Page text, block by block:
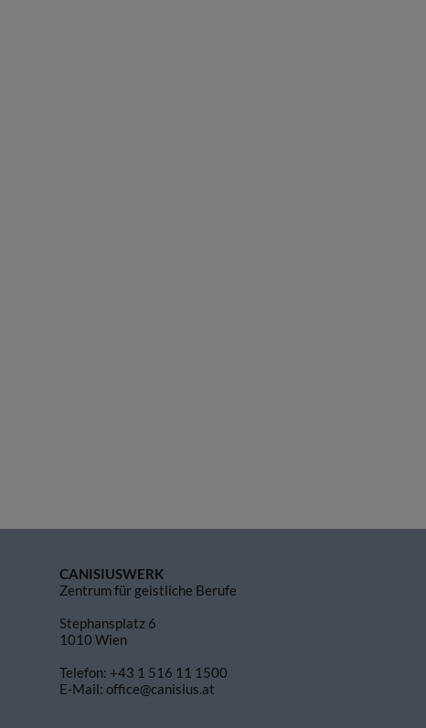
CANISIUSWERK
Zentrum für geistliche Berufe
Stephansplatz 6
1010 Wien
Telefon: +43 1 516 11 1500
E-Mail: office@canisius.at